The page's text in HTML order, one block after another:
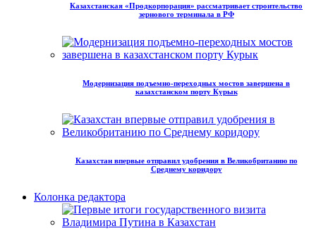
Казахстанская «Продкорпорация» рассматривает строительство
зернового терминала в РФ
Модернизация подъемно-переходных мостов завершена в
казахстанском порту Курык
Казахстан впервые отправил удобрения в Великобританию по
Среднему коридору
Колонка редактора